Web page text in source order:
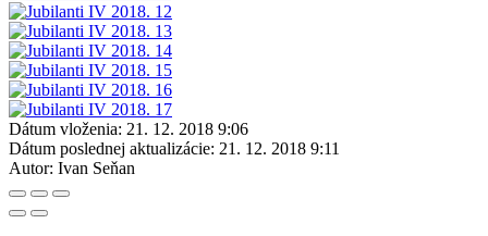
Dátum vloženia: 21. 12. 2018 9:06
Dátum poslednej aktualizácie: 21. 12. 2018 9:11
Autor: Ivan Seňan